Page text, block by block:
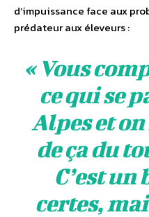
d’impuissance face aux
prédateur aux éleveurs :
« Vous
ce qui se
Alpes et on
de ça du
C’est
certes,